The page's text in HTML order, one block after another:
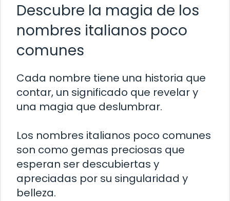
Descubre la magia de los
nombres italianos poco
comunes
Cada nombre tiene una historia que
contar, un significado que revelar y
una magia que deslumbrar.
Los nombres italianos poco comunes
son como gemas preciosas que
esperan ser descubiertas y
apreciadas por su singularidad y
belleza.